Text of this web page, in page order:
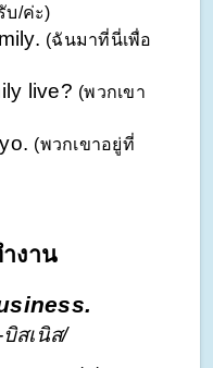
บ/ค่ะ)
(ฉันมาที่นี่เพื่อ
live? (พวกเขา
(พวกเขาอยู่ที่
งาน
สเนิส/